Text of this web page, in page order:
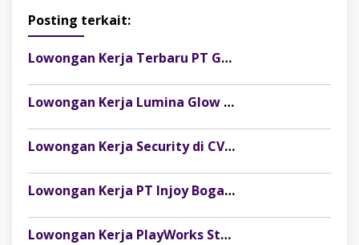
Posting terkait:
Lowongan Kerja Terbaru PT Gelora Citra Kimia Abadi Palembang
Lowongan Kerja Lumina Glow Clinic & Salon Palembang Terbaru
Lowongan Kerja Security di CV Indosteel Sumber Berkat Palembang
Lowongan Kerja PT Injoy Boga Indonesia (Distributor Es Krim Aice Palembang)
Lowongan Kerja PlayWorks Store Palembang Trade Centre Terbaru